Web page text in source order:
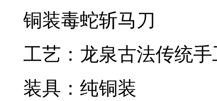
铜装毒蛇斩马刀
工艺：龙泉古法传统手
装具：纯铜装